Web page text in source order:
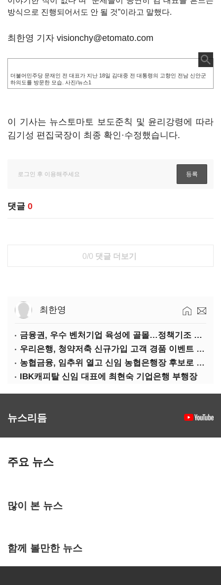
방식으로 진행되어서도 안 될 것”이라고 말했다.
최한영 기자 visionchy@etomato.com
더불어민주당 문재인 전 대표가 지난 18일 김대중 전 대통령의 고향인 전남 신안군
하의도를 방문한 모습. 사진/뉴스1
이 기사는 뉴스토마토 보도준칙 및 윤리강령에 따라
김기성 편집국장이 최종 확인·수정했습니다.
댓글 0
0/0 댓글 더보기
최한영
금융권, 우수 벤처기업 육성에 골몰…정책기조 부응·기술력 확보 차원
우리은행, 청약저축 신규가입 고객 경품 이벤트 실시
농협금융, 임추위 열고 신임 농협은행장 후보로 손병환 추천
IBK캐피탈 신임 대표에 최현숙 기업은행 부행장
뉴스리듬
주요 뉴스
많이 본 뉴스
함께 볼만한 뉴스